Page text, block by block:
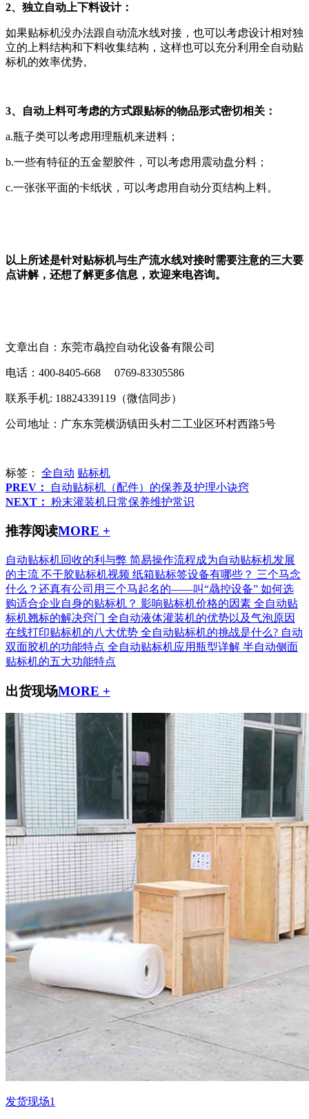
2、独立自动上下料设计：
如果贴标机没办法跟自动流水线对接，也可以考虑设计相对独
立的上料结构和下料收集结构，这样也可以充分利用全自动贴
标机的效率优势。
3、自动上料可考虑的方式跟贴标的物品形式密切相关：
a.瓶子类可以考虑用理瓶机来进料；
b.一些有特征的五金塑胶件，可以考虑用震动盘分料；
c.一张张平面的卡纸状，可以考虑用自动分页结构上料。
以上所述是针对贴标机与生产流水线对接时需要注意的三大要
点讲解，还想了解更多信息，欢迎来电咨询。
文章出自：东莞市骉控自动化设备有限公司
电话：400-8405-668 0769-83305586
联系手机: 18824339119（微信同步）
公司地址：广东东莞横沥镇田头村二工业区环村西路5号
标签： 全自动 贴标机
PREV：
自动贴标机（配件）的保养及护理小诀窍
NEXT： 粉末灌装机日常保养维护常识
推荐阅读MORE +
自动贴标机回收的利与弊 简易操作流程成为自动贴标机发展
的主流 不干胶贴标机视频 纸箱贴标签设备有哪些？ 三个马念
什么？还真有公司用三个马起名的——叫“骉控设备” 如何选
购适合企业自身的贴标机？ 影响贴标机价格的因素 全自动贴
标机翘标的解决窍门 全自动液体灌装机的优势以及气泡原因
在线打印贴标机的八大优势 全自动贴标机的挑战是什么? 自动
双面胶机的功能特点 全自动贴标机应用瓶型详解 半自动侧面
贴标机的五大功能特点
出货现场MORE +
发货现场1